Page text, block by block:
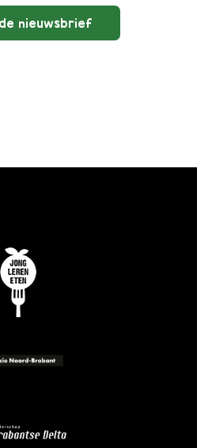
nieuwsbrief